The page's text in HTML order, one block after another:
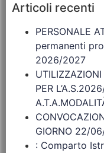
Articoli recenti
PERSONALE
permanenti
2026/2027
UTILIZZAZIONI
PER
GIORNO 22/
: Comparto